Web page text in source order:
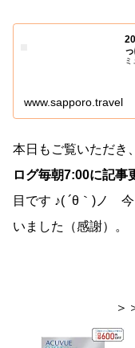
www.sapporo.travel
本日もご覧いただき
ログ毎朝7:00に記事
目です ♪( ´θ｀)ノ
いました（感謝）。
＞